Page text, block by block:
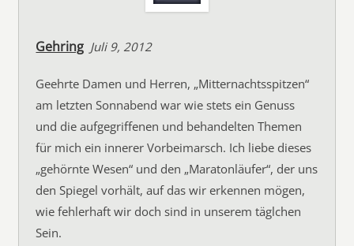
Gehring Juli 9, 2012
Geehrte Damen und Herren, „Mitternachtsspitzen“
am letzten Sonnabend war wie stets ein Genuss
und die aufgegriffenen und behandelten Themen
für mich ein innerer Vorbeimarsch. Ich liebe dieses
„gehörnte Wesen“ und den „Maratonläufer“, der uns
den Spiegel vorhält, auf das wir erkennen mögen,
wie fehlerhaft wir doch sind in unserem täglchen
Sein.